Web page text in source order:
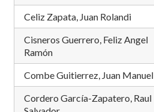
Celiz Zapata, Juan Rolandi
Cisneros Guerrero, Feliz Angel
Ramón
Combe Guitierrez, Juan Manuel
Cordero García-Zapatero, Raul